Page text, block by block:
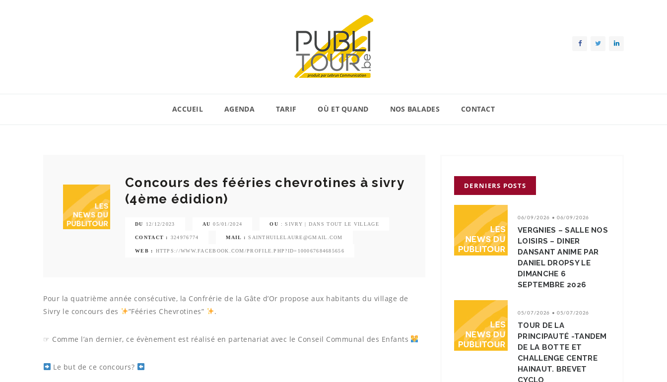
ACCUEIL AGENDA TARIF OÙ ET QUAND NOS BALADES CONTACT
Concours des fééries chevrotines à sivry
(4ème édidion)
DU 12/12/2023 AU 05/01/2024 OU : SIVRY | DANS TOUT LE VILLAGE
CONTACT : 324976774 MAIL : SAINTHUILELAURE@GMAIL.COM
WEB : HTTPS://WWW.FACEBOOK.COM/PROFILE.PHP?ID=100067684685656
Pour la quatrième année consécutive, la Confrérie de la Gâte d’Or propose aux habitants du village de
Sivry le concours des
”Fééries Chevrotines” .
☞ Comme l’an dernier, ce évènement est réalisé en partenariat avec le Conseil Communal des Enfants
Le but de ce concours?
DERNIERS POSTS
06/09/2026 • 06/09/2026
VERGNIES – SALLE NOS
LOISIRS – DINER
DANSANT ANIME PAR
DANIEL DROPSY LE
DIMANCHE 6
SEPTEMBRE 2026
05/07/2026 • 05/07/2026
TOUR DE LA
PRINCIPAUTÉ -TANDEM
DE LA BOTTE ET
CHALLENGE CENTRE
HAINAUT. BREVET
CYCLO